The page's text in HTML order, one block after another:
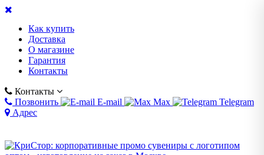
Как купить
Доставка
О магазине
Гарантия
Контакты
Контакты
Позвонить
E-mail Max
Telegram
Адрес